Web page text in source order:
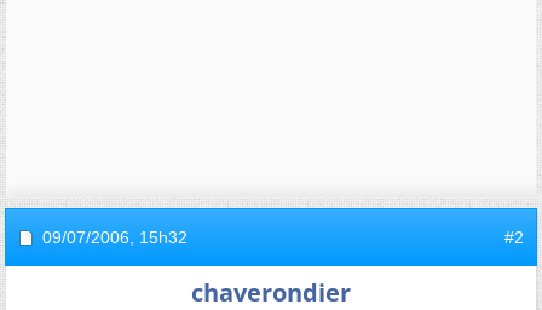
09/07/2006, 15h32 #2
chaverondier